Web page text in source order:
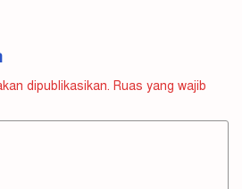
dipublikasikan. Ruas yang wajib